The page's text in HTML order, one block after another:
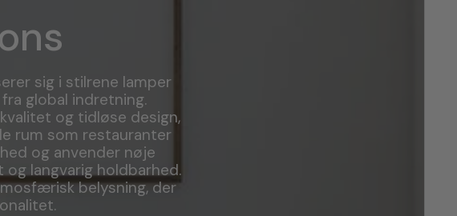
sig i stilrene lamper
global indretning.
og tidløse design,
rum som restauranter
og anvender nøje
langvarig holdbarhed.
belysning, der